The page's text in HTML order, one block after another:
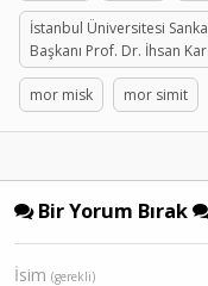
İstanbul Üniversitesi
Başkanı Prof. Dr. İhsan
mor misk mor simit
Bir Yorum Bırak
İsim (gerekli)